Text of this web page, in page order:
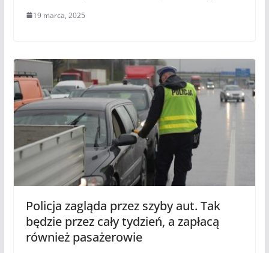
19 marca, 2025
Policja zagląda przez szyby aut. Tak
będzie przez cały tydzień, a zapłacą
również pasażerowie